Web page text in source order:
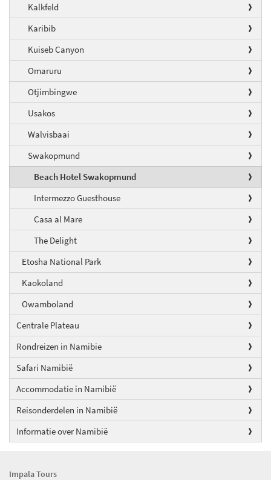
Kalkfeld
Karibib
Kuiseb Canyon
Omaruru
Otjimbingwe
Usakos
Walvisbaai
Swakopmund
Beach Hotel Swakopmund
Intermezzo Guesthouse
Casa al Mare
The Delight
Etosha National Park
Kaokoland
Owamboland
Centrale Plateau
Rondreizen in Namibie
Safari Namibië
Accommodatie in Namibië
Reisonderdelen in Namibië
Informatie over Namibië
Impala Tours